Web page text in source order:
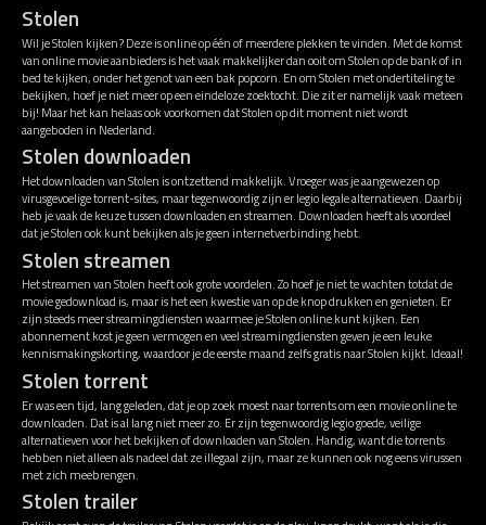
Stolen
Wil je Stolen kijken? Deze is online op één of meerdere plekken te vinden. Met de komst
van online movie aanbieders is het vaak makkelijker dan ooit om Stolen op de bank of in
bed te kijken, onder het genot van een bak popcorn. En om Stolen met ondertiteling te
bekijken, hoef je niet meer op een eindeloze zoektocht. Die zit er namelijk vaak meteen
bij! Maar het kan helaas ook voorkomen dat Stolen op dit moment niet wordt
aangeboden in Nederland.
Stolen downloaden
Het downloaden van Stolen is ontzettend makkelijk. Vroeger was je aangewezen op
virusgevoelige torrent-sites, maar tegenwoordig zijn er legio legale alternatieven. Daarbij
heb je vaak de keuze tussen downloaden en streamen. Downloaden heeft als voordeel
dat je Stolen ook kunt bekijken als je geen internetverbinding hebt.
Stolen streamen
Het streamen van Stolen heeft ook grote voordelen. Zo hoef je niet te wachten totdat de
movie gedownload is, maar is het een kwestie van op de knop drukken en genieten. Er
zijn steeds meer streamingdiensten waarmee je Stolen online kunt kijken. Een
abonnement kost je geen vermogen en veel streamingdiensten geven je een leuke
kennismakingskorting, waardoor je de eerste maand zelfs gratis naar Stolen kijkt. Ideaal!
Stolen torrent
Er was een tijd, lang geleden, dat je op zoek moest naar torrents om een movie online te
downloaden. Dat is al lang niet meer zo. Er zijn tegenwoordig legio goede, veilige
alternatieven voor het bekijken of downloaden van Stolen. Handig, want die torrents
hebben niet alleen als nadeel dat ze illegaal zijn, maar ze kunnen ook nog eens virussen
met zich meebrengen.
Stolen trailer